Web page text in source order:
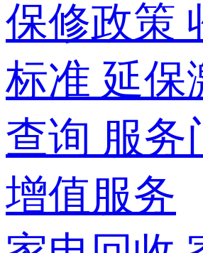
保修政策
标准 延保
查询 服务
增值服务